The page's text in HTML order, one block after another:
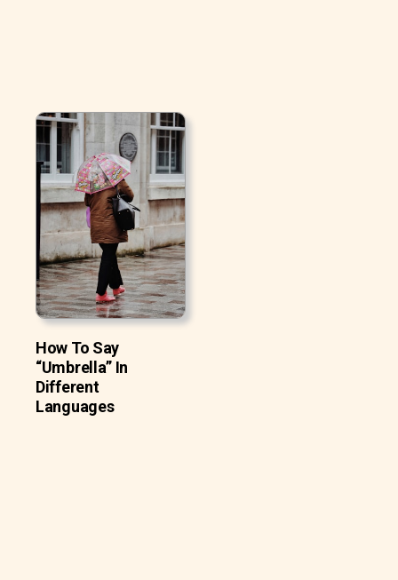
How To Say
“Umbrella” In
Different
Languages